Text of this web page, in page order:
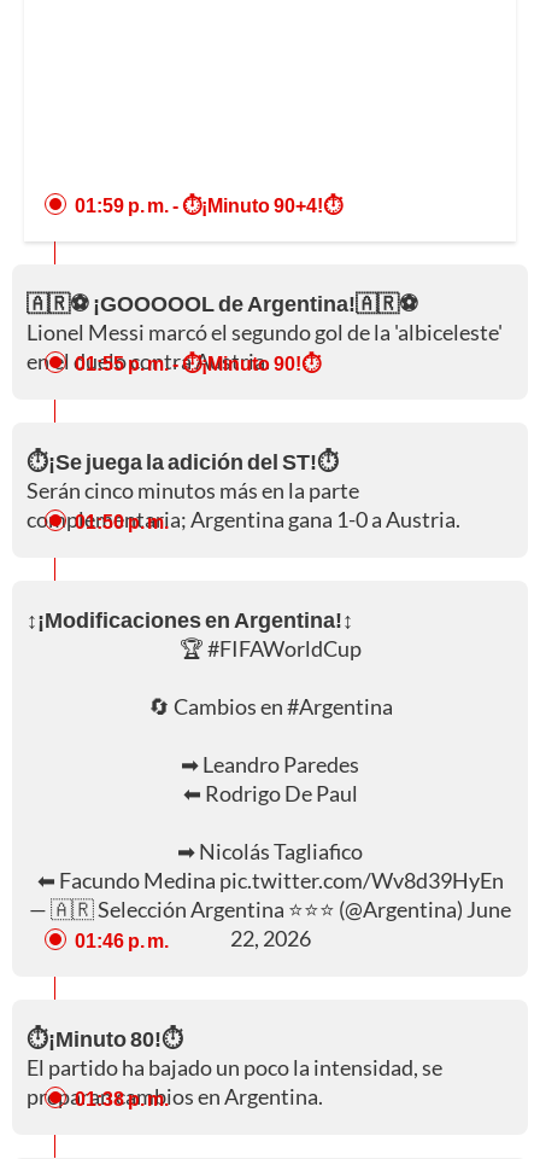
01:59 p. m. - ⏱️¡Minuto 90+4!⏱️
🇦🇷⚽ ¡GOOOOOL de Argentina!🇦🇷⚽
Lionel Messi marcó el segundo gol de la 'albiceleste'
en el duelo contra Austria.
01:55 p. m.- ⏱️¡Minuto 90!⏱️
⏱️¡Se juega la adición del ST!⏱️
Serán cinco minutos más en la parte
complementaria; Argentina gana 1-0 a Austria.
01:50 p. m.
↕️¡Modificaciones en Argentina!↕️
🏆#FIFAWorldCup
🔄 Cambios en#Argentina
➡ Leandro Paredes
⬅ Rodrigo De Paul
➡ Nicolás Tagliafico
⬅ Facundo Medina pic.twitter.com/Wv8d39HyEn
— 🇦🇷 Selección Argentina ⭐⭐⭐ (@Argentina) June
22, 2026
01:46 p. m.
⏱️¡Minuto 80!⏱️
El partido ha bajado un poco la intensidad, se
preparan cambios en Argentina.
01:38 p. m.